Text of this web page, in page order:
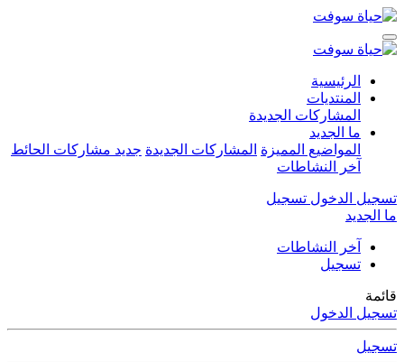
الرئيسية
المنتديات
المشاركات الجديدة
ما الجديد
المواضيع المميزة المشاركات الجديدة جديد مشاركات الحائط
آخر النشاطات
تسجيل الدخول تسجيل
ما الجديد
آخر النشاطات
تسجيل
قائمة
تسجيل الدخول
تسجيل